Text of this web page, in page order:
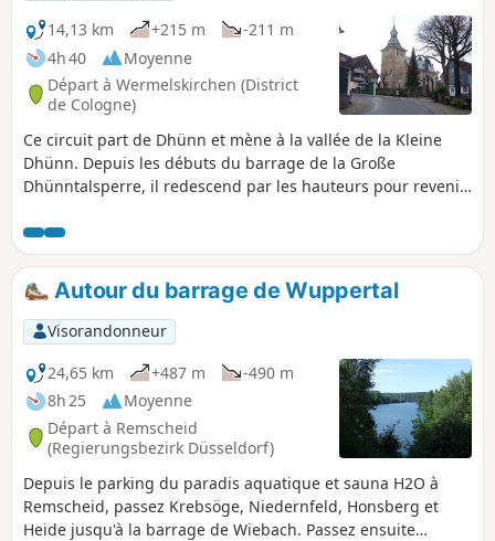
14,13 km
+215 m
-211 m
4h 40
Moyenne
Départ à Wermelskirchen (District
de Cologne)
Ce circuit part de Dhünn et mène à la vallée de la Kleine
Dhünn. Depuis les débuts du barrage de la Große
Dhünntalsperre, il redescend par les hauteurs pour revenir
Autour du barrage de Wuppertal
Visorandonneur
24,65 km
+487 m
-490 m
8h 25
Moyenne
Départ à Remscheid
(Regierungsbezirk Düsseldorf)
Depuis le parking du paradis aquatique et sauna H2O à
Remscheid, passez Krebsöge, Niedernfeld, Honsberg et
Heide jusqu'à la barrage de Wiebach. Passez ensuite